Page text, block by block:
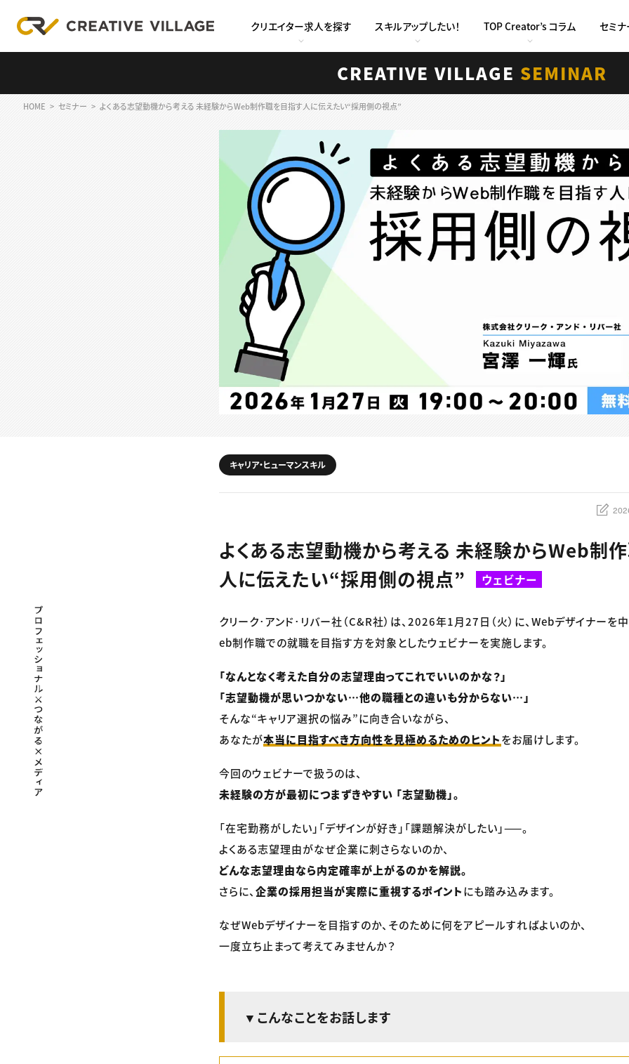
クリエイター求人を探す スキルアップしたい！ TOP Creator’s コラム セミ
CREATIVE VILLAGE SEMINAR
HOME セミナー よくある志望動機から考える 未経験からWeb制作職を目指す人に伝えたい“採用側の視点”
キャリア・ヒューマンスキル
よくある志望動機から考える 未経験からWeb制
人に伝えたい“採用側の視点”
ウェビナー
クリーク･アンド･リバー社（C&R社）は、2026年1月27日（火）に、Webデザイナーを
eb制作職での就職を目指す方を対象としたウェビナーを実施します。
「なんとなく考えた自分の志望理由ってこれでいいのかな？」
「志望動機が思いつかない…他の職種との違いも分からない…」
そんな“キャリア選択の悩み”に向き合いながら、
あなたが本当に目指すべき方向性を見極めるためのヒントをお届けします。
今回のウェビナーで扱うのは、
未経験の方が最初につまずきやすい 「志望動機」。
「在宅勤務がしたい」「デザインが好き」「課題解決がしたい」——。
よくある志望理由がなぜ企業に刺さらないのか、
どんな志望理由なら内定確率が上がるのかを解説。
さらに、 企業の採用担当が実際に重視するポイントにも踏み込みます。
なぜWebデザイナーを目指すのか、そのために何をアピールすればよいのか、
一度立ち止まって考えてみませんか？
▼こんなことをお話します